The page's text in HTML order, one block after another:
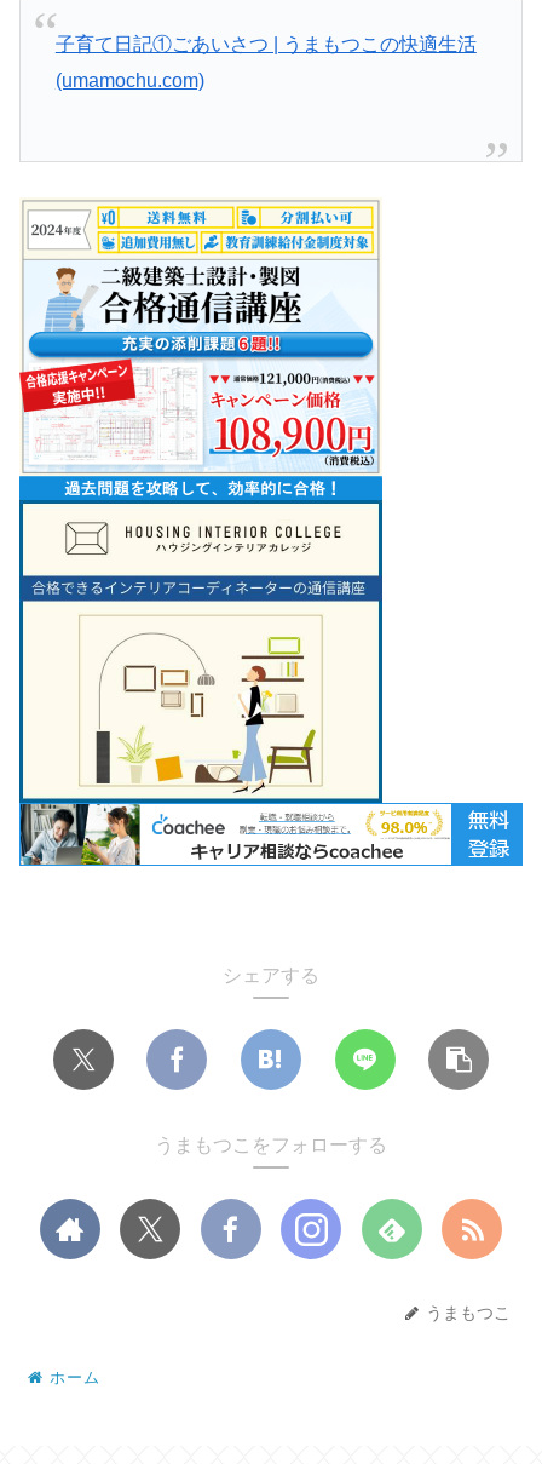
子育て日記①ごあいさつ | うまもつこの快適生活
(umamochu.com)
シェアする
うまもつこをフォローする
うまもつこ
ホーム